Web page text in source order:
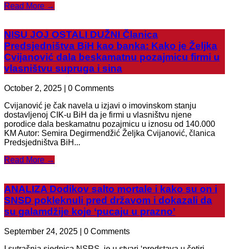
Read More →
NISU JOJ OSTALI DUŽNI Članica
Predsjedništva BiH kao banka: Kako je Željka
Cvijanović dala beskamatnu pozajmicu firmi u
vlasništvu supruga i sina
October 2, 2025 | 0 Comments
Cvijanović je čak navela u izjavi o imovinskom stanju
dostavljenoj CIK-u BiH da je firmi u vlasništvu njene
porodice dala beskamatnu pozajmicu u iznosu od 140.000
KM Autor: Semira Degirmendžić Željka Cvijanović, članica
Predsjedništva BiH...
Read More →
ANALIZA Dodikov salto mortale i kako su on i
SNSD pokleknuli pred državom i dokazali da
su galamdžije koje ‘pucaju u prazno’
September 24, 2025 | 0 Comments